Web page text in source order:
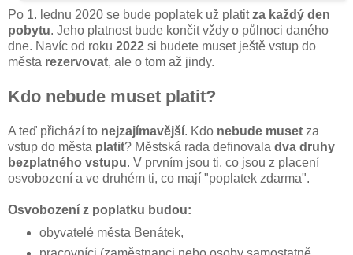
Po 1. lednu 2020 se bude poplatek už platitza každý den
pobytu. Jeho platnost bude končit vždy o půlnoci daného
dne. Navíc od roku 2022 si budete muset ještě vstup do
města rezervovat, ale o tom až jindy.
Kdo nebude muset platit?
A teď přichází to nejzajímavější. Kdo nebude muset za
vstup do města platit? Městská rada definovala dva druhy
bezplatného vstupu. V prvním jsou ti, co jsou z placení
osvobození a ve druhém ti, co mají "poplatek zdarma".
Osvobození z poplatku budou:
obyvatelé města Benátek,